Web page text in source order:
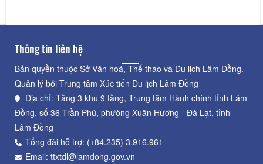
Thông tin liên hệ
Bản quyền thuộc Sở Văn hoá, Thể thao và Du lịch Lâm Đồng.
Quản lý bởi Trung tâm Xúc tiến Du lịch Lâm Đồng
Địa chỉ: Tầng 3 khu 9 tầng, Trung tâm Hành chính tỉnh Lâm
Đồng, số 36 Trần Phú, phường Xuân Hương - Đà Lạt, tỉnh
Lâm Đồng
Tổng đài hỗ trợ: (+84.235) 3.916.961
Email: ttxtdl@lamdong.gov.vn